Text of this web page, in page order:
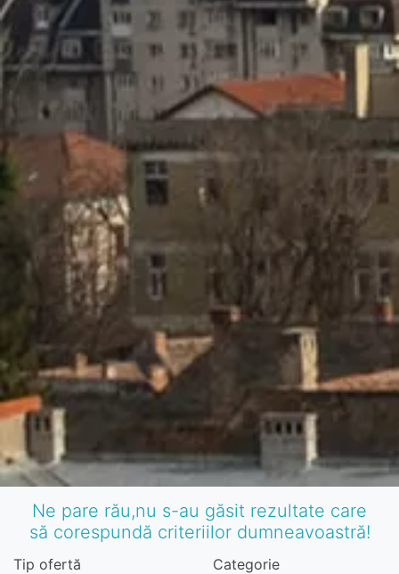
Ne pare rău,nu s-au găsit rezultate care
să corespundă criteriilor dumneavoastră!
Tip ofertă Categorie